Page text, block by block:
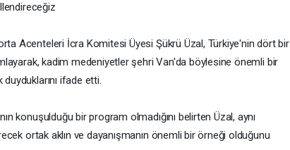
Acenteleri İcra Komitesi Üyesi Şükrü Üzal, Türkiye'nin dört bir
kadim medeniyetler şehri Van'da böylesine önemli bir
ifade etti.
konuşulduğu bir program olmadığını belirten Üzal, aynı
ortak aklın ve dayanışmanın önemli bir örneği olduğunu